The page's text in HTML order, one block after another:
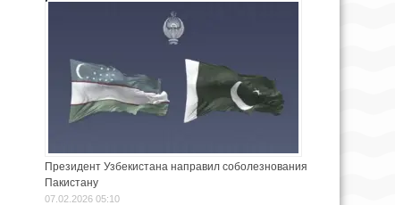
Президент Узбекистана направил соболезнования
Пакистану
07.02.2026 05:10